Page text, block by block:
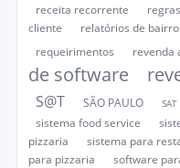
receita recorrente
cliente
relatórios de
requeirimentos
revenda
de software
S@T SÃO PAULO SAT
sistema food service
pizzaria
sistema para
para pizzaria
software